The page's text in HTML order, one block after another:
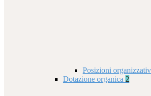
Posizioni
Dotazione organica 2